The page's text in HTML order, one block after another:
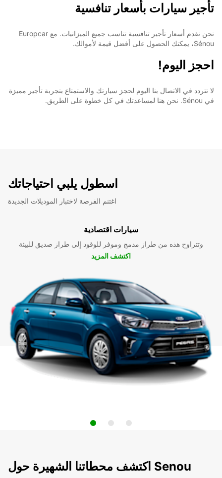
تأجير سيارات بأسعار تنافسية
نحن نقدم أسعار تأجير تنافسية تناسب جميع الميزانيات. مع Europcar
Sénou، يمكنك الحصول على أفضل قيمة لأموالك.
احجز اليوم!
لا تتردد في الاتصال بنا اليوم لحجز سيارتك والاستمتاع بتجربة تأجير مميزة
في Sénou. نحن هنا لمساعدتك في كل خطوة على الطريق.
اسطول يلبي احتياجاتك
اغتنم الفرصة لاختبار الموديلات الجديدة
سيارات اقتصادية
وتتراوح هذه من طراز مدمج وموفر للوقود إلى طراز صديق للبيئة
اكتشف المزيد
اكتشف محطاتنا الشهيرة حول Senou